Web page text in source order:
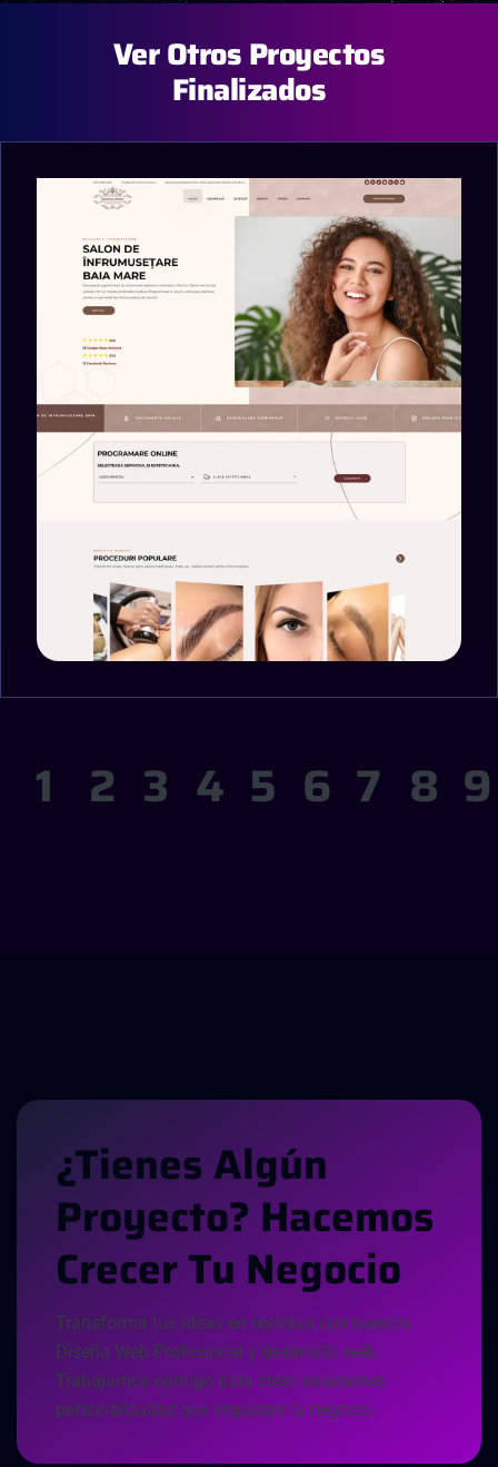
Ver Otros Proyectos
Finalizados
1 2 3 4 5 6 7 8 9
¿TIENESALGÚN
PROYECTO? HACEMOS
CRECERTU NEGOCIO
Transforma tus ideas en realidad con nuestro
Diseño Web Profesional y desarrollo web.
Trabajamos contigo para crear soluciones
personalizadas que impulsen tu negocio.